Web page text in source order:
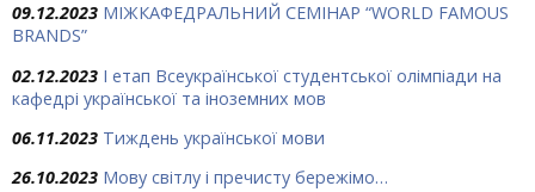
09.12.2023 МІЖКАФЕДРАЛЬНИЙ СЕМІНАР “WORLD FAMOUS
BRANDS”
02.12.2023 І етап Всеукраїнської студентської олімпіади на
кафедрі української та іноземних мов
06.11.2023 Тиждень української мови
26.10.2023 Мову світлу і пречисту бережімо…